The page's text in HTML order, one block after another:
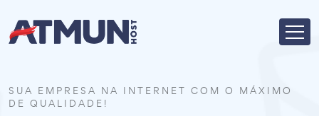
SUA EMPRESA NA INTERNET COM O MÁXIMO
DE QUALIDADE!